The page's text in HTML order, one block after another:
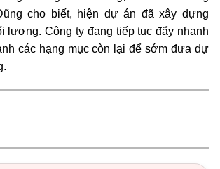
cho biết, hiện dự án đã xây dựng
lượng. Công ty đang tiếp tục đẩy nhanh
các hạng mục còn lại để sớm đưa dự